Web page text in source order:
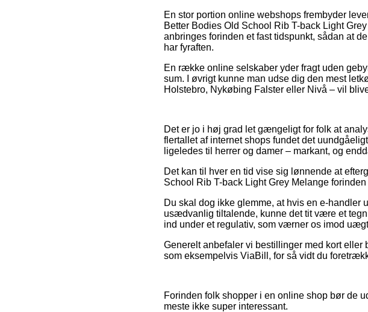
En stor portion online webshops frembyder
Better Bodies Old School Rib T-back Light
anbringes forinden et fast tidspunkt, sådan at
har fyraften.
En række online selskaber yder fragt uden
sum. I øvrigt kunne man udse dig den mest
Holstebro, Nykøbing Falster eller Nivå – vil
Det er jo i høj grad let gængeligt for folk at
flertallet af internet shops fundet det
ligeledes til herrer og damer – markant, og
Det kan til hver en tid vise sig lønnende at
School Rib T-back Light Grey Melange
Du skal dog ikke glemme, at hvis en e-handler
usædvanlig tiltalende, kunne det tit være et
ind under et regulativ, som værner os imod
Generelt anbefaler vi bestillinger med kort
som eksempelvis ViaBill, for så vidt du
Forinden folk shopper i en online shop bør de
meste ikke super interessant.